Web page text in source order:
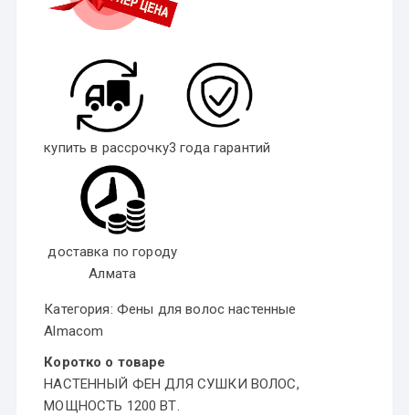
купить в рассрочку3 года гарантий
доставка по городу
Алмата
Категория: Фены для волос настенные
Almacom
Коротко о товаре
НАСТЕННЫЙ ФЕН ДЛЯ СУШКИ ВОЛОС,
МОЩНОСТЬ 1200 ВТ.